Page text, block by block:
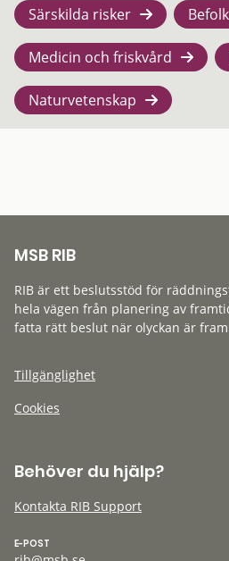
Särskilda risker
Medicin och friskvård
Naturvetenskap
MSB RIB
RIB är ett beslutsstöd för
hela vägen från planering av
fatta rätt beslut när olyckan är
Tillgänglighet
Cookies
Behöver du hjälp?
Kontakta RIB Support
E-POST